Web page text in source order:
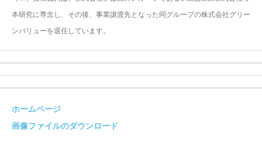
本研究に専念し、その後、事業譲渡先となった同グループの株式会社グリー
ンバリューを退任しています。
ホームページ
画像ファイルのダウンロード